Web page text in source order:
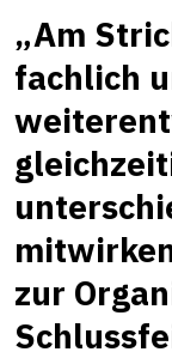
„Am
fachlich
zur